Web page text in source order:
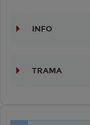
INFO
TRAMA